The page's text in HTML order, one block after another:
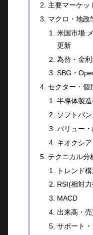
主要マーケッ
マクロ・地政
米国市場:
更新
為替・金
SBG・
セクター・個
半導体製
ソフトバ
バリュー
キオクシ
テクニカル分
トレンド
RSI(相対
MACD
出来高・
サポート